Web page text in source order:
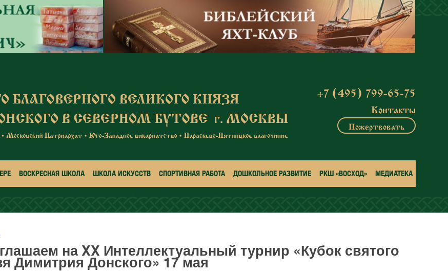
+7 (495) 799-65-75
Контакты
Пожертвовать
ВОСКРЕСНАЯ ШКОЛА ШКОЛА ИСКУССТВ СПОРТИВНАЯ РАБОТА ДОШКОЛЬНОЕ РАЗВИТИЕ РКШ «ВОСХОД» МЕДИАТЕКА
на XX Интеллектуальный турнир «Кубок святого
Димитрия Донского» 17 мая